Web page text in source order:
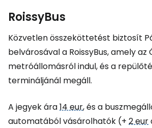
RoissyBus
Közvetlen összeköttetést biztosít
belvárosával a RoissyBus, amely az
metróállomásról indul, és a
termináljánál megáll.
A jegyek ára14 eur, és a
automatából vásárolhatók (+ 2 eur